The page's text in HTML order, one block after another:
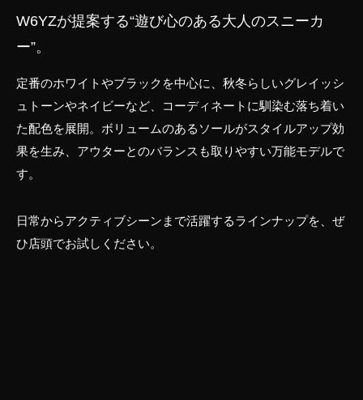
W6YZが提案する“遊び心のある大人のスニーカ
ー”。
定番のホワイトやブラックを中心に、秋冬らしいグレイッシ
ュトーンやネイビーなど、コーディネートに馴染む落ち着い
た配色を展開。ボリュームのあるソールがスタイルアップ効
果を生み、アウターとのバランスも取りやすい万能モデルで
す。
日常からアクティブシーンまで活躍するラインナップを、ぜ
ひ店頭でお試しください。